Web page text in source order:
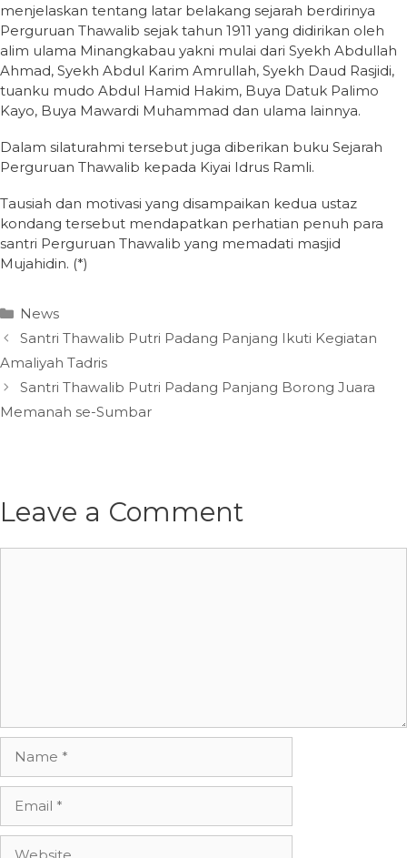
menjelaskan tentang latar belakang sejarah berdirinya
Perguruan Thawalib sejak tahun 1911 yang didirikan oleh
alim ulama Minangkabau yakni mulai dari Syekh Abdullah
Ahmad, Syekh Abdul Karim Amrullah, Syekh Daud Rasjidi,
tuanku mudo Abdul Hamid Hakim, Buya Datuk Palimo
Kayo, Buya Mawardi Muhammad dan ulama lainnya.
Dalam silaturahmi tersebut juga diberikan buku Sejarah
Perguruan Thawalib kepada Kiyai Idrus Ramli.
Tausiah dan motivasi yang disampaikan kedua ustaz
kondang tersebut mendapatkan perhatian penuh para
santri Perguruan Thawalib yang memadati masjid
Mujahidin. (*)
Categories
News
Santri Thawalib Putri Padang Panjang Ikuti Kegiatan
Amaliyah Tadris
Santri Thawalib Putri Padang Panjang Borong Juara
Memanah se-Sumbar
Leave a Comment